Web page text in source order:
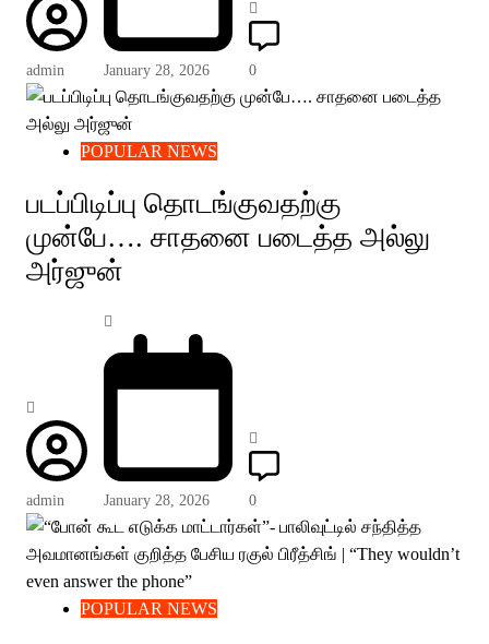
admin January 28, 2026 0
POPULAR NEWS
படப்பிடிப்பு தொடங்குவதற்கு
முன்பே…. சாதனை படைத்த அல்லு
அர்ஜுன்
admin January 28, 2026 0
POPULAR NEWS